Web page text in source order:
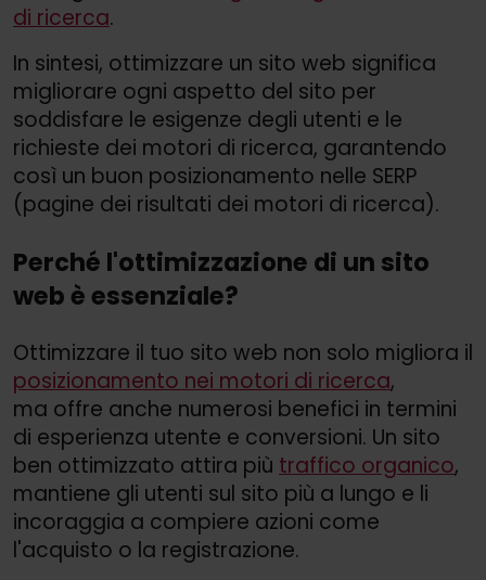
di ricerca.
In sintesi, ottimizzare un sito web significa
migliorare ogni aspetto del sito per
soddisfare le esigenze degli utenti e le
richieste dei motori di ricerca, garantendo
così un buon posizionamento nelle SERP
(pagine dei risultati dei motori di ricerca).
Perché l'ottimizzazione di un sito
web è essenziale?
Ottimizzare il tuo sito web non solo migliora il
posizionamento nei motori di ricerca,
ma offre anche numerosi benefici in termini
di esperienza utente e conversioni. Un sito
ben ottimizzato attira più traffico organico,
mantiene gli utenti sul sito più a lungo e li
incoraggia a compiere azioni come
l'acquisto o la registrazione.